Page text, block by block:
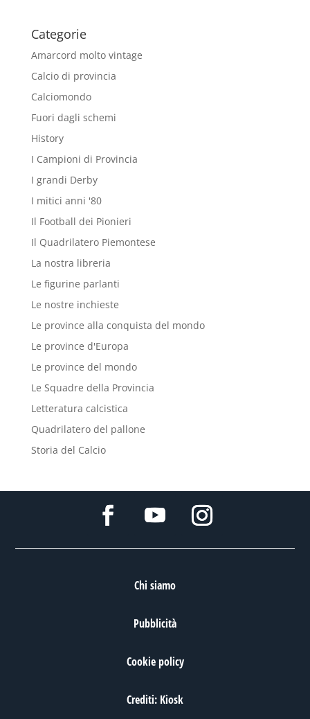
Categorie
Amarcord molto vintage
Calcio di provincia
Calciomondo
Fuori dagli schemi
History
I Campioni di Provincia
I grandi Derby
I mitici anni '80
Il Football dei Pionieri
Il Quadrilatero Piemontese
La nostra libreria
Le figurine parlanti
Le nostre inchieste
Le province alla conquista del mondo
Le province d'Europa
Le province del mondo
Le Squadre della Provincia
Letteratura calcistica
Quadrilatero del pallone
Storia del Calcio
Chi siamo
Pubblicità
Cookie policy
Crediti: Kiosk